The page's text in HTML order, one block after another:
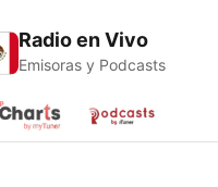
Radio en Vivo
Emisoras y Podcasts